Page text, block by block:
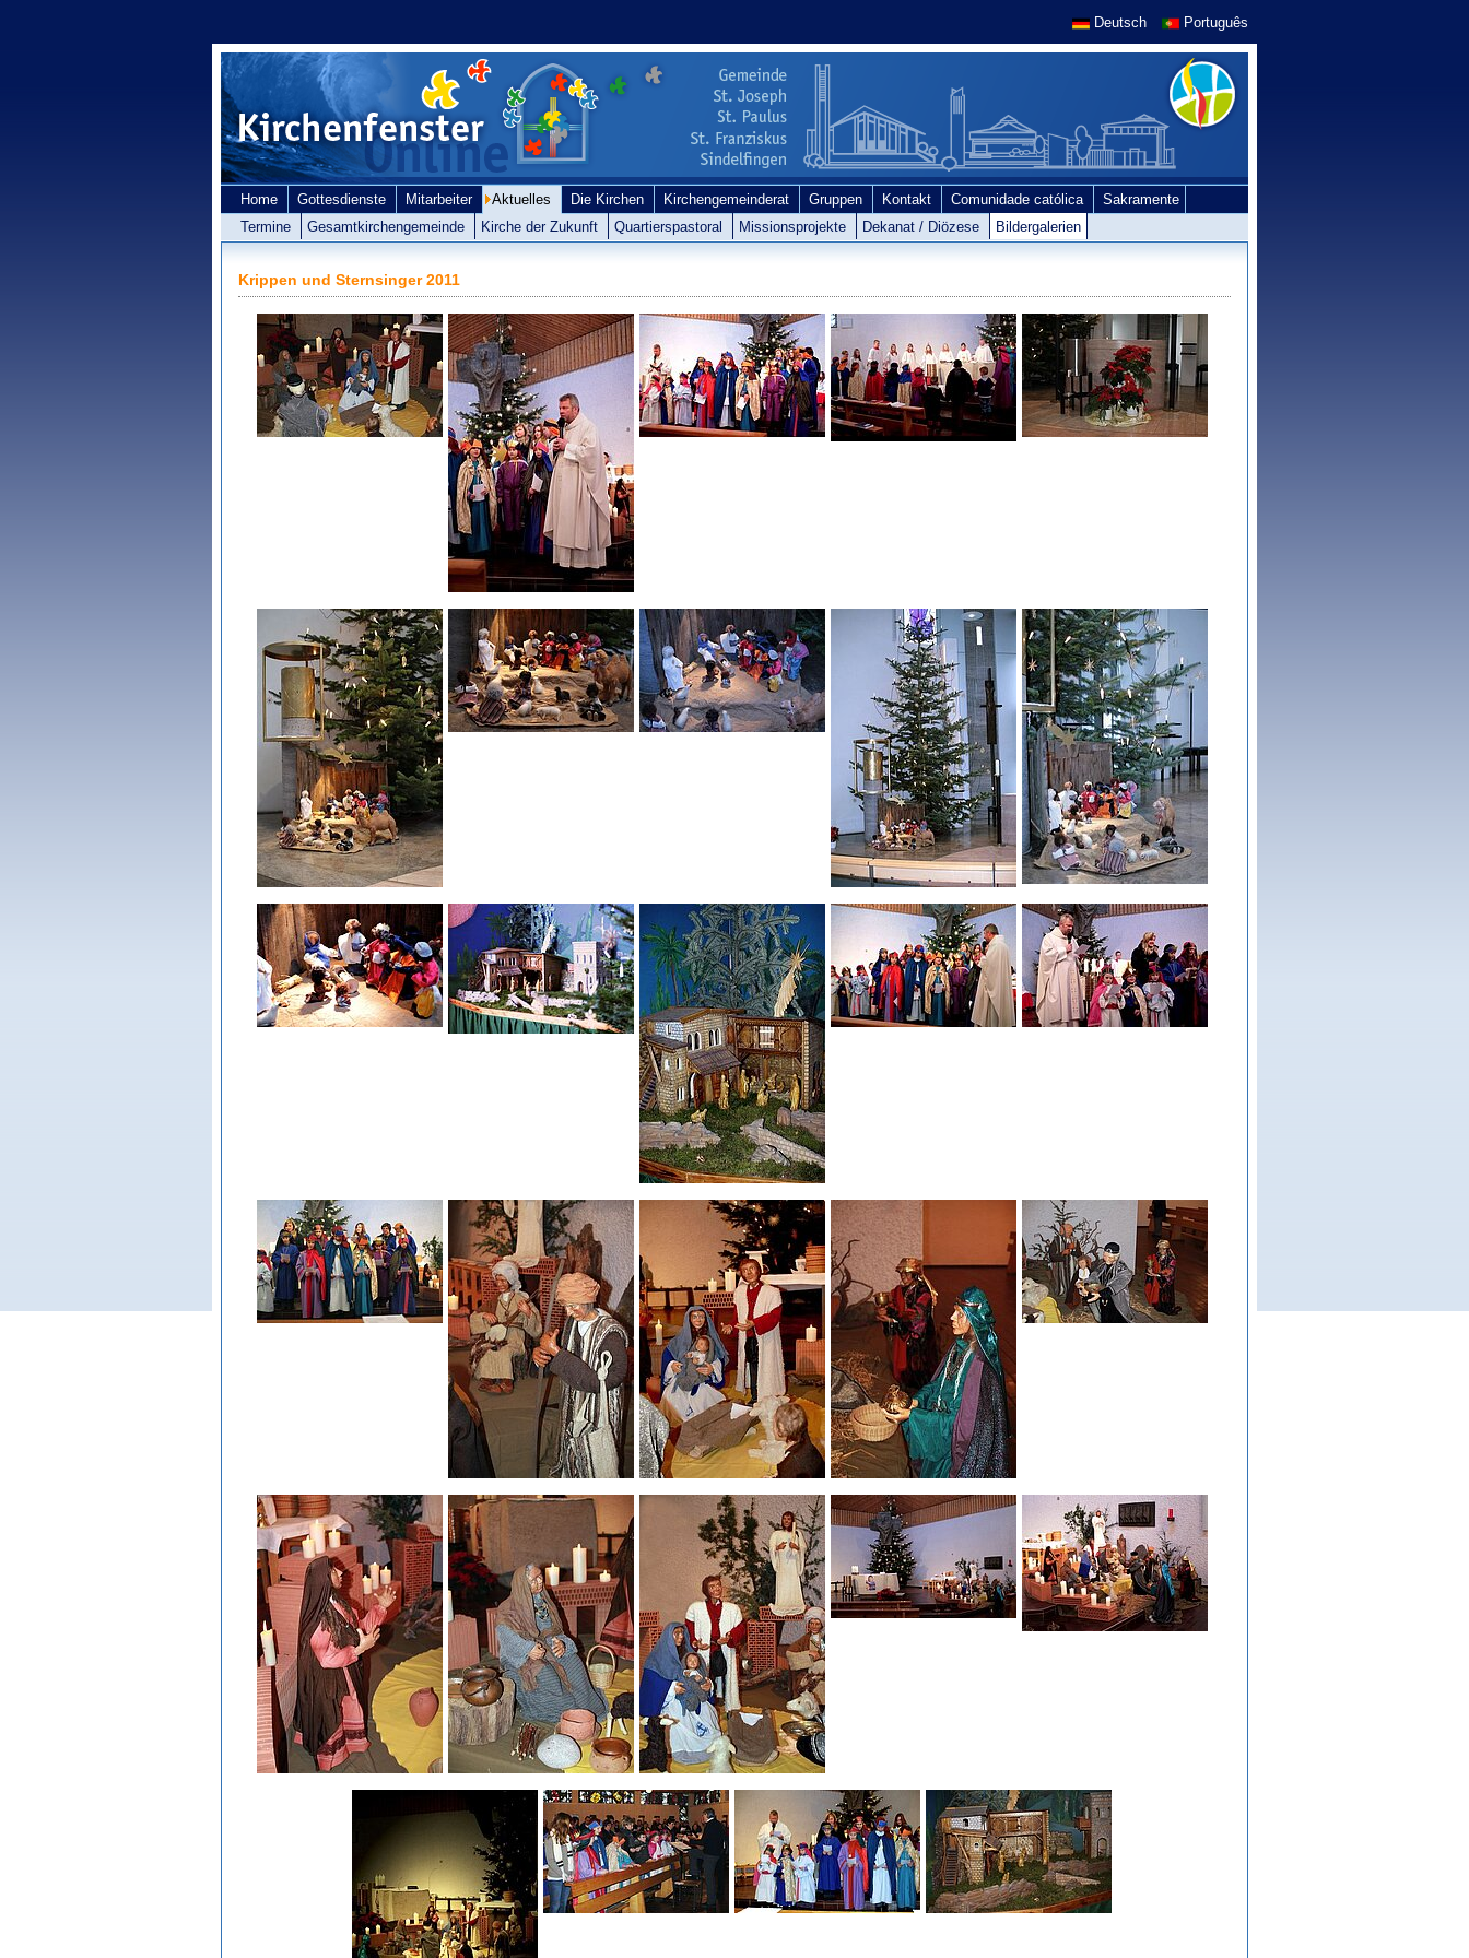
Deutsch Português
Home Gottesdienste Mitarbeiter Aktuelles Die Kirchen Kirchengemeinderat Gruppen Kontakt Comunidade católica
Sakramente
Termine
Gesamtkirchengemeinde Kirche der Zukunft Quartierspastoral Missionsprojekte Dekanat / Diözese Bildergalerien
Krippen und Sternsinger 2011